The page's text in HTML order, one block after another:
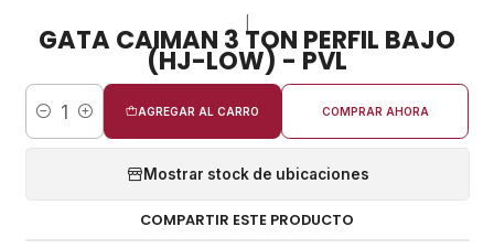
GATA CAIMAN 3 TON PERFIL BAJO
(HJ-LOW) - PVL
Cantidad
AGREGAR AL CARRO COMPRAR AHORA
Mostrar stock de ubicaciones
COMPARTIR ESTE PRODUCTO